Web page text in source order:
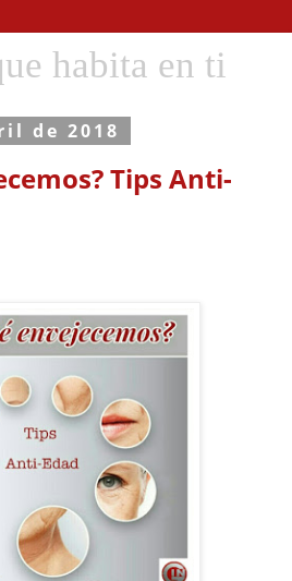
habita en ti
de 2018
Tips Anti-